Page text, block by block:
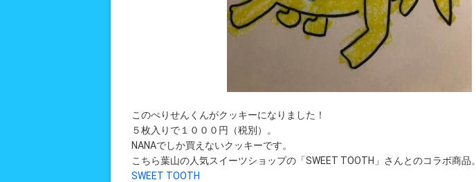
このぺりせんくんがクッキーになりました！
５枚入りで１０００円（税別）。
NANAでしか買えないクッキーです。
こちら葉山の人気スイーツショップの「SWEET TOOTH」さんとのコラボ商品。
SWEET TOOTH